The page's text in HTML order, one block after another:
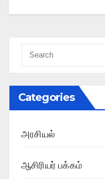
Categories
அரசியல்
ஆசிரியர் பக்கம்